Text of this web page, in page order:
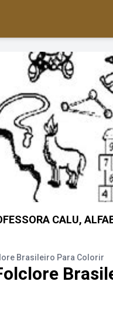
CALU,
Brasileiro Para Colorir